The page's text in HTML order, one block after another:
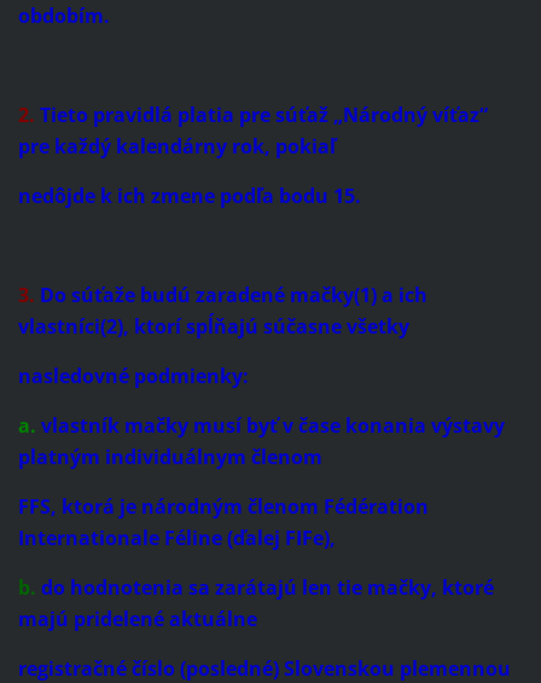
obdobím.
2. Tieto pravidlá platia pre súťaž „Národný víťaz“
pre každý kalendárny rok, pokiaľ
nedôjde k ich zmene podľa bodu 15.
3. Do súťaže budú zaradené mačky(1) a ich
vlastníci(2), ktorí spĺňajú súčasne všetky
nasledovné podmienky:
a. vlastník mačky musí byť v čase konania výstavy
platným individuálnym členom
FFS, ktorá je národným členom Fédération
Internationale Féline (ďalej FIFe),
b. do hodnotenia sa zarátajú len tie mačky, ktoré
majú pridelené aktuálne
registračné číslo (posledné) Slovenskou plemennou